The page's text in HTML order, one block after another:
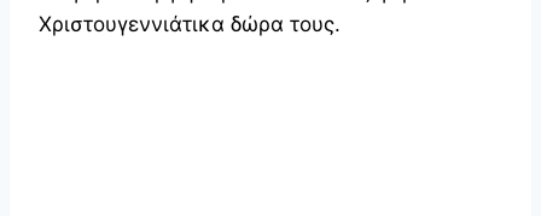
Χριστουγεννιάτικα δώρα τους.